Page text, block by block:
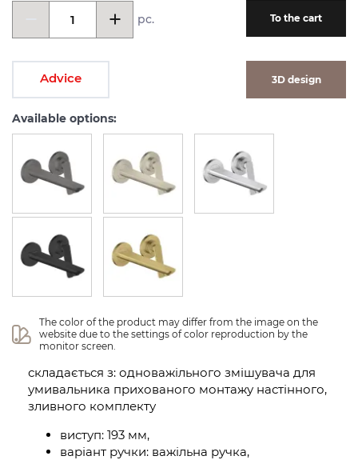
pc. To the cart
Advice 3D design
Available options:
The color of the product may differ from the image on the
website due to the settings of color reproduction by the
monitor screen.
складається з: одноважільного змішувача для
умивальника прихованого монтажу настінного,
зливного комплекту
виступ: 193 мм,
варіант ручки: важільна ручка,